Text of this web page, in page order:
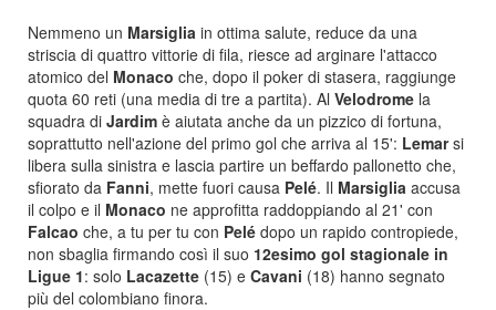
Nemmeno un Marsiglia in ottima salute, reduce da una
striscia di quattro vittorie di fila, riesce ad arginare l'attacco
atomico del Monaco che, dopo il poker di stasera, raggiunge
quota 60 reti (una media di tre a partita). Al Velodrome la
squadra di Jardim è aiutata anche da un pizzico di fortuna,
soprattutto nell'azione del primo gol che arriva al 15': Lemarsi
libera sulla sinistra e lascia partire un beffardo pallonetto che,
sfiorato da Fanni, mette fuori causa Pelé. Il Marsiglia accusa
il colpo e il Monaco ne approfitta raddoppiando al 21' con
Falcao che, a tu per tu con Pelé dopo un rapido contropiede,
non sbaglia firmando così il suo 12esimo gol stagionale in
Ligue 1: solo Lacazette (15) e Cavani (18) hanno segnato
più del colombiano finora.